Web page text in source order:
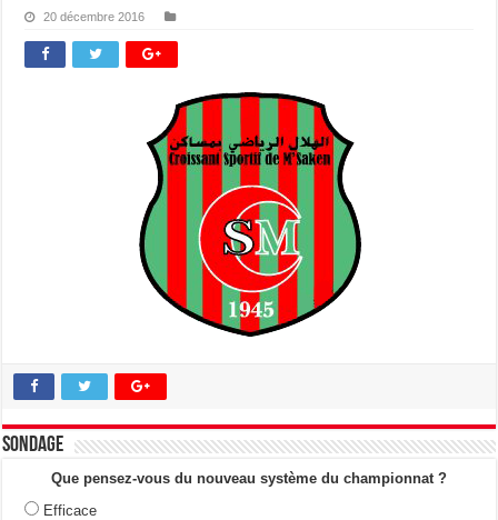
20 décembre 2016
Sondage
Que pensez-vous du nouveau système du championnat ?
Efficace